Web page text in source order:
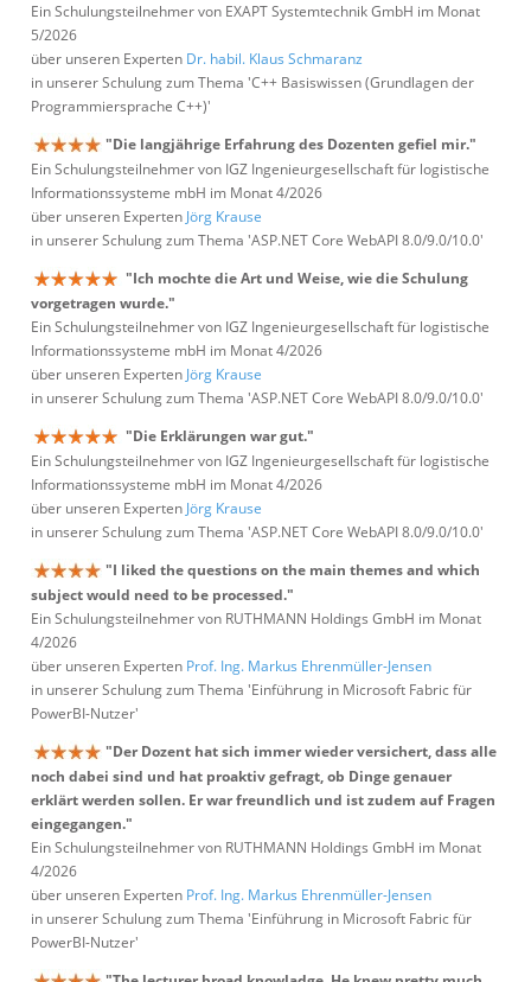
Ein Schulungsteilnehmer von EXAPT Systemtechnik GmbH im Monat
5/2026
über unseren Experten Dr. habil. Klaus Schmaranz
in unserer Schulung zum Thema 'C++ Basiswissen (Grundlagen der
Programmiersprache C++)'
"Die langjährige Erfahrung des Dozenten gefiel mir."
Ein Schulungsteilnehmer von IGZ Ingenieurgesellschaft für logistische
Informationssysteme mbH im Monat 4/2026
über unseren Experten Jörg Krause
in unserer Schulung zum Thema 'ASP.NET Core WebAPI 8.0/9.0/10.0'
"Ich mochte die Art und Weise, wie die Schulung
vorgetragen wurde."
Ein Schulungsteilnehmer von IGZ Ingenieurgesellschaft für logistische
Informationssysteme mbH im Monat 4/2026
über unseren Experten Jörg Krause
in unserer Schulung zum Thema 'ASP.NET Core WebAPI 8.0/9.0/10.0'
"Die Erklärungen war gut."
Ein Schulungsteilnehmer von IGZ Ingenieurgesellschaft für logistische
Informationssysteme mbH im Monat 4/2026
über unseren Experten Jörg Krause
in unserer Schulung zum Thema 'ASP.NET Core WebAPI 8.0/9.0/10.0'
"I liked the questions on the main themes and which
subject would need to be processed."
Ein Schulungsteilnehmer von RUTHMANN Holdings GmbH im Monat
4/2026
über unseren Experten Prof. Ing. Markus Ehrenmüller-Jensen
in unserer Schulung zum Thema 'Einführung in Microsoft Fabric für
PowerBI-Nutzer'
"Der Dozent hat sich immer wieder versichert, dass alle
noch dabei sind und hat proaktiv gefragt, ob Dinge genauer
erklärt werden sollen. Er war freundlich und ist zudem auf Fragen
eingegangen."
Ein Schulungsteilnehmer von RUTHMANN Holdings GmbH im Monat
4/2026
über unseren Experten Prof. Ing. Markus Ehrenmüller-Jensen
in unserer Schulung zum Thema 'Einführung in Microsoft Fabric für
PowerBI-Nutzer'